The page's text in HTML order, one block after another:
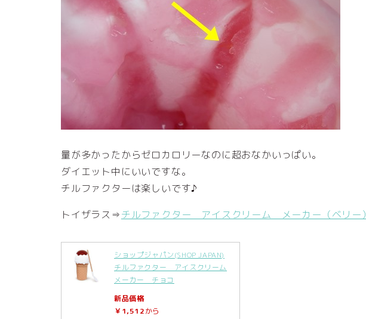
量が多かったからゼロカロリーなのに超おなかいっぱい。
ダイエット中にいいですな。
チルファクターは楽しいです♪
トイザラス⇒チルファクター アイスクリーム メーカー（ベリー）
ショップジャパン(SHOP JAPAN)
チルファクター アイスクリーム
メーカー チョコ
新品価格
￥1,512から